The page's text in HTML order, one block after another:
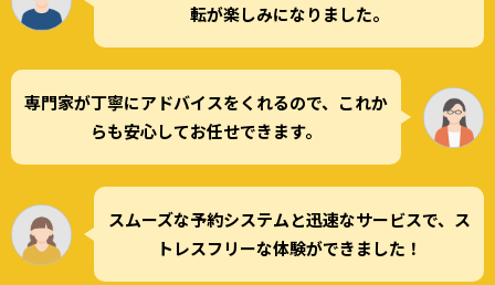
転が楽しみになりました。
専門家が丁寧にアドバイスをくれるので、これか
らも安心してお任せできます。
スムーズな予約システムと迅速なサービスで、ス
トレスフリーな体験ができました！